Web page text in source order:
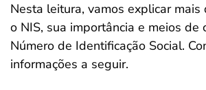
Nesta leitura, vamos explicar
o NIS, sua importância e meios de
Número de Identificação Social.
informações a seguir.